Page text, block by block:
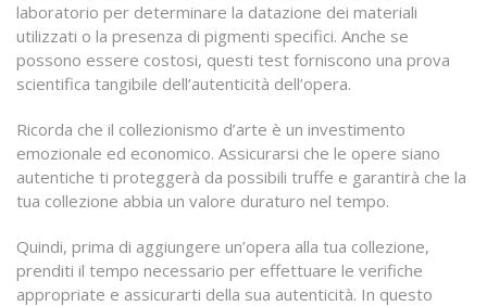
laboratorio per determinare la datazione dei materiali
utilizzati o la presenza di pigmenti specifici. Anche se
possono essere costosi, questi test forniscono una prova
scientifica tangibile dell’autenticità dell’opera.
Ricorda che il collezionismo d’arte è un investimento
emozionale ed economico. Assicurarsi che le opere siano
autentiche ti proteggerà da possibili truffe e garantirà che la
tua collezione abbia un valore duraturo nel tempo.
Quindi, prima di aggiungere un’opera alla tua collezione,
prenditi il tempo necessario per effettuare le verifiche
appropriate e assicurarti della sua autenticità. In questo